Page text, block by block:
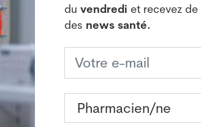
Inscrivez-
gratuite du
du vendredi et recevez de
des news santé.